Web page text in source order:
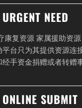
NEED
康复资源 家属援助资
台只为其提供资源连
手资金捐赠或者转赠
SUBMIT